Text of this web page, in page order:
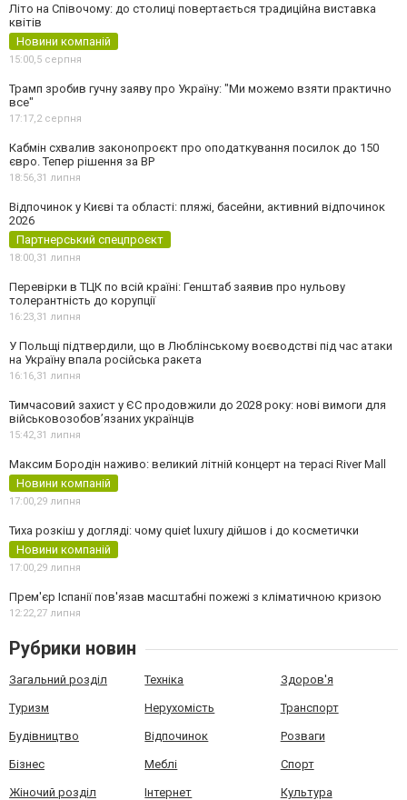
Літо на Співочому: до столиці повертається традиційна виставка
квітів
Новини компаній
15:00, 5 серпня
Трамп зробив гучну заяву про Україну: "Ми можемо взяти практично
все"
17:17, 2 серпня
Кабмін схвалив законопроєкт про оподаткування посилок до 150
євро. Тепер рішення за ВР
18:56, 31 липня
Відпочинок у Києві та області: пляжі, басейни, активний відпочинок
2026
Партнерський спецпроєкт
18:00, 31 липня
Перевірки в ТЦК по всій країні: Генштаб заявив про нульову
толерантність до корупції
16:23, 31 липня
У Польщі підтвердили, що в Люблінському воєводстві під час атаки
на Україну впала російська ракета
16:16, 31 липня
Тимчасовий захист у ЄС продовжили до 2028 року: нові вимоги для
військовозобов’язаних українців
15:42, 31 липня
Максим Бородін наживо: великий літній концерт на терасі River Mall
Новини компаній
17:00, 29 липня
Тиха розкіш у догляді: чому quiet luxury дійшов і до косметички
Новини компаній
17:00, 29 липня
Прем'єр Іспанії пов'язав масштабні пожежі з кліматичною кризою
12:22, 27 липня
Рубрики новин
Загальний розділ Техніка Здоров'я
Туризм Нерухомість Транспорт
Будівництво Відпочинок Розваги
Бізнес Меблі Спорт
Жіночий розділ Інтернет Культура